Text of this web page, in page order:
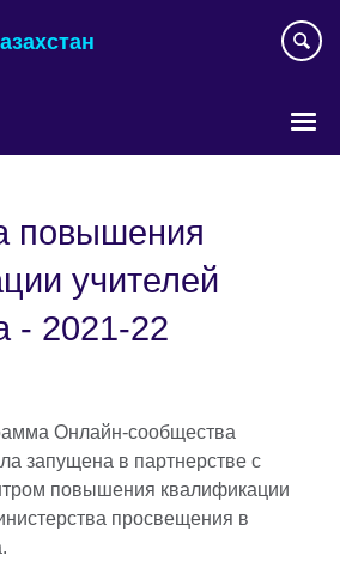
повышения
учителей
- 2021-22
Онлайн-сообщества
запущена в партнерстве с
повышения квалификации
просвещения в